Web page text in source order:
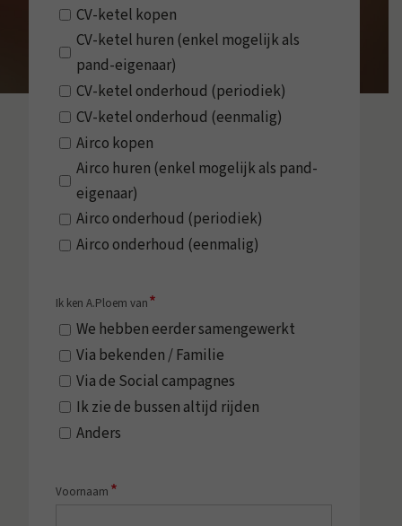
CV-ketel kopen
CV-ketel huren (enkel mogelijk als
pand-eigenaar)
CV-ketel onderhoud (periodiek)
CV-ketel onderhoud (eenmalig)
Airco kopen
Airco huren (enkel mogelijk als pand-
eigenaar)
Airco onderhoud (periodiek)
Airco onderhoud (eenmalig)
Ik ken A.Ploem van*
We hebben eerder samengewerkt
Via bekenden / Familie
Via de Social campagnes
Ik zie de bussen altijd rijden
Anders
Voornaam *